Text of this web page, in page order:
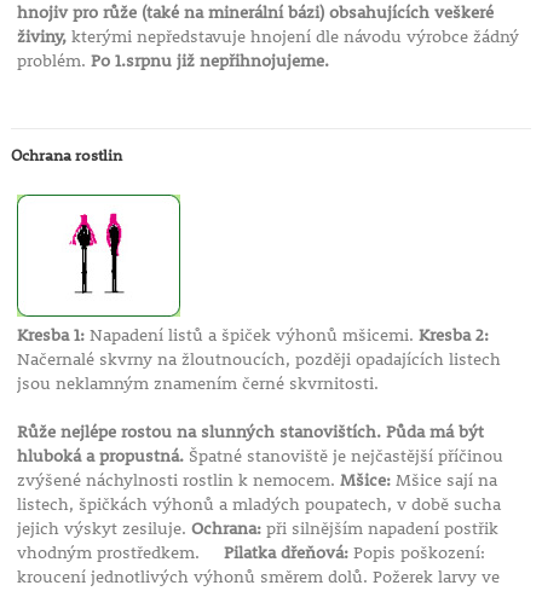
hnojiv pro růže (také na minerální bázi) obsahujících veškeré
živiny,kterými nepředstavuje hnojení dle návodu výrobce žádný
problém. Po 1.srpnu již nepřihnojujeme.
Ochrana rostlin
Kresba 1:Napadení listů a špiček výhonů mšicemi. Kresba 2:
Načernalé skvrny na žloutnoucích, později opadajících listech
jsou neklamným znamením černé skvrnitosti.
Růže nejlépe rostou na slunných stanovištích. Půda má být
hluboká a propustná.Špatné stanoviště je nejčastější příčinou
zvýšené náchylnosti rostlin k nemocem. Mšice:Mšice sají na
listech, špičkách výhonů a mladých poupatech, v době sucha
jejich výskyt zesiluje. Ochrana:při silnějším napadení postřik
vhodným prostředkem. Pilatka dřeňová:Popis poškození:
kroucení jednotlivých výhonů směrem dolů. Požerek larvy ve